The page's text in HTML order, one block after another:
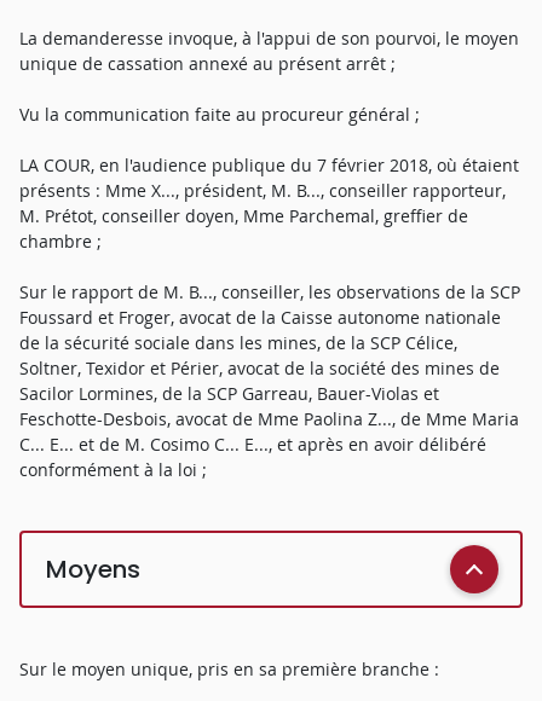
La demanderesse invoque, à l'appui de son pourvoi, le moyen
unique de cassation annexé au présent arrêt ;
Vu la communication faite au procureur général ;
LA COUR, en l'audience publique du 7 février 2018, où étaient
présents : Mme X..., président, M. B..., conseiller rapporteur,
M. Prétot, conseiller doyen, Mme Parchemal, greffier de
chambre ;
Sur le rapport de M. B..., conseiller, les observations de la SCP
Foussard et Froger, avocat de la Caisse autonome nationale
de la sécurité sociale dans les mines, de la SCP Célice,
Soltner, Texidor et Périer, avocat de la société des mines de
Sacilor Lormines, de la SCP Garreau, Bauer-Violas et
Feschotte-Desbois, avocat de Mme Paolina Z..., de Mme Maria
C... E... et de M. Cosimo C... E..., et après en avoir délibéré
conformément à la loi ;
Moyens
Sur le moyen unique, pris en sa première branche :